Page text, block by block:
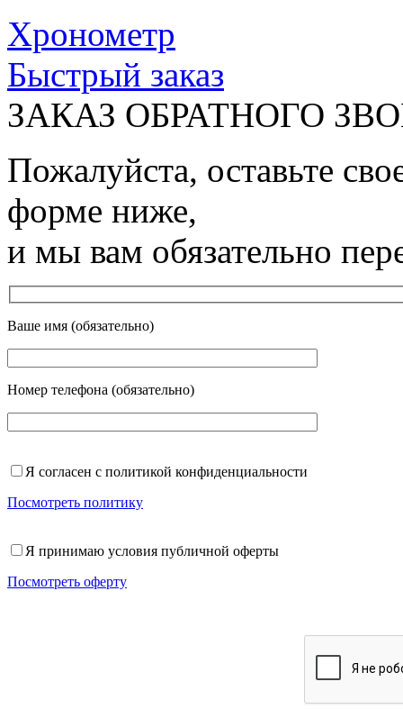
Хронометр
Быстрый заказ
ЗАКАЗ ОБРАТНОГО
Пожалуйста, оставьте
форме ниже,
и мы вам обязательно
Ваше имя (обязательно)
Номер телефона (обязательно)
Я согласен с политикой конфиденциальности
Посмотреть политику
Я принимаю условия публичной оферты
Посмотреть оферту